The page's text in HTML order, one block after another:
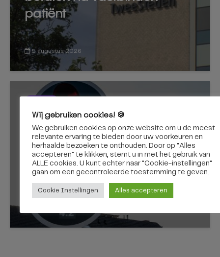
patiënt
5 augustus 2026
Kruising Ringbaan-Noord en
Quirijnstoklaan afgesloten,
stoplichten worden
vervangen
Wij gebruiken cookies! 🍪
We gebruiken cookies op onze website om u de meest
relevante ervaring te bieden door uw voorkeuren en
herhaalde bezoeken te onthouden. Door op "Alles
accepteren" te klikken, stemt u in met het gebruik van
ALLE cookies. U kunt echter naar "Cookie-instellingen"
gaan om een ​​gecontroleerde toestemming te geven.
Cookie Instellingen Alles accepteren